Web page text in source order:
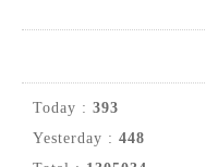
Today : 393
Yesterday : 448